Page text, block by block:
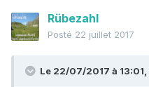
Rübezahl
Posté 22 juillet 2017
Le 22/07/2017 à 13:01,